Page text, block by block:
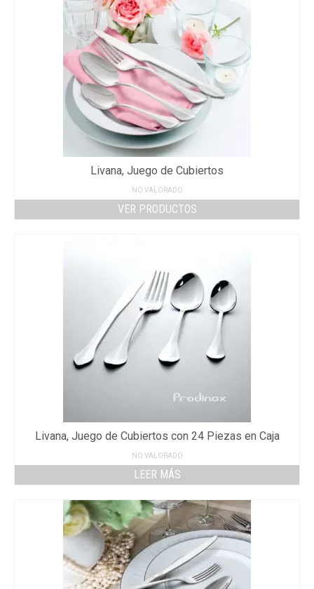
Livana, Juego de Cubiertos
NO VALORADO
VER PRODUCTOS
Livana, Juego de Cubiertos con 24 Piezas en Caja
NO VALORADO
LEER MÁS